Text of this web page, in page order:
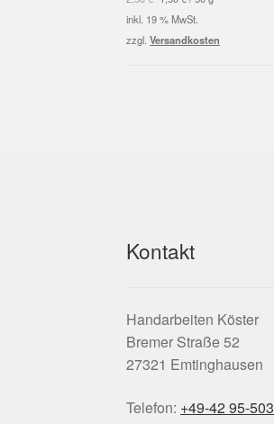
war:
2,50 €1,50 €.
inkl. 19 % MwSt.
zzgl.Versandkosten
Kontakt
Handarbeiten Köster
Bremer Straße 52
27321 Emtinghausen
Telefon: +49-42 95-503